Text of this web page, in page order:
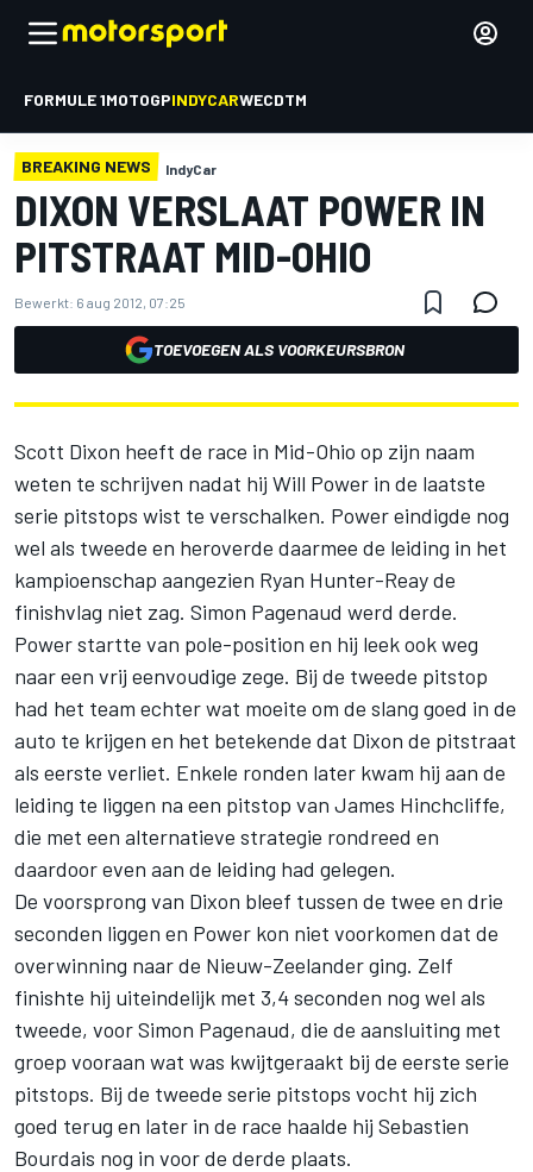
FORMULE 1MOTOGPINDYCARWECDTM
BREAKING NEWS IndyCar
DIXON VERSLAAT POWER IN
PITSTRAAT MID-OHIO
Bewerkt: 6 aug 2012, 07:25
TOEVOEGEN ALS VOORKEURSBRON
Scott Dixon heeft de race in Mid-Ohio op zijn naam
weten te schrijven nadat hij Will Power in de laatste
serie pitstops wist te verschalken. Power eindigde nog
wel als tweede en heroverde daarmee de leiding in het
kampioenschap aangezien Ryan Hunter-Reay de
finishvlag niet zag. Simon Pagenaud werd derde.
Power startte van pole-position en hij leek ook weg
naar een vrij eenvoudige zege. Bij de tweede pitstop
had het team echter wat moeite om de slang goed in de
auto te krijgen en het betekende dat Dixon de pitstraat
als eerste verliet. Enkele ronden later kwam hij aan de
leiding te liggen na een pitstop van James Hinchcliffe,
die met een alternatieve strategie rondreed en
daardoor even aan de leiding had gelegen.
De voorsprong van Dixon bleef tussen de twee en drie
seconden liggen en Power kon niet voorkomen dat de
overwinning naar de Nieuw-Zeelander ging. Zelf
finishte hij uiteindelijk met 3,4 seconden nog wel als
tweede, voor Simon Pagenaud, die de aansluiting met
groep vooraan wat was kwijtgeraakt bij de eerste serie
pitstops. Bij de tweede serie pitstops vocht hij zich
goed terug en later in de race haalde hij Sebastien
Bourdais nog in voor de derde plaats.